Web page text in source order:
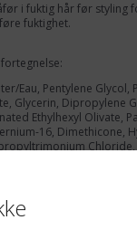
i fuktig hår før styling
fuktighet.
Eau, Pentylene
Glycerin, Dipropylene
Ethylhexyl Olivate,
16, Dimethicone,
Flower
Xylitol, Butylene Glycol,